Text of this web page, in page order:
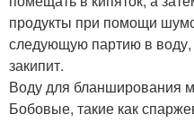
продукты при помощи
следующую партию в воду,
закипит.
Воду для бланширования
Бобовые, такие как